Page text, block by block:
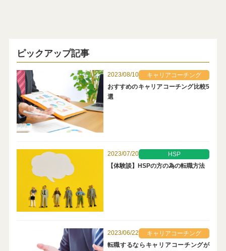
ピックアップ記事
2023/08/10
キャリアコーチング
おすすめのキャリアコーチング比較5
選
2023/07/20
HSP
【体験談】HSPの方の為の転職方法
2023/06/22
キャリアコーチング
転職するならキャリアコーチングが